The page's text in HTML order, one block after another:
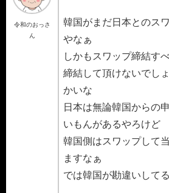
令和のおっさ
ん
韓国がまだ日本とのス
やなぁ
しかもスワップ締結す
締結して頂けないでし
かいな
日本は無論韓国からの
いもんがあるやろけど
韓国側はスワップして
ますなぁ
では韓国が勘違いして